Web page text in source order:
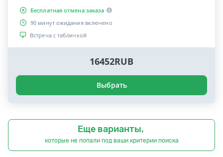
Бесплатная отмена заказа
90 минут ожидания включено
Встреча с табличкой
16452RUB
Выбрать
Еще варианты,
которые не попали под ваши критерии поиска